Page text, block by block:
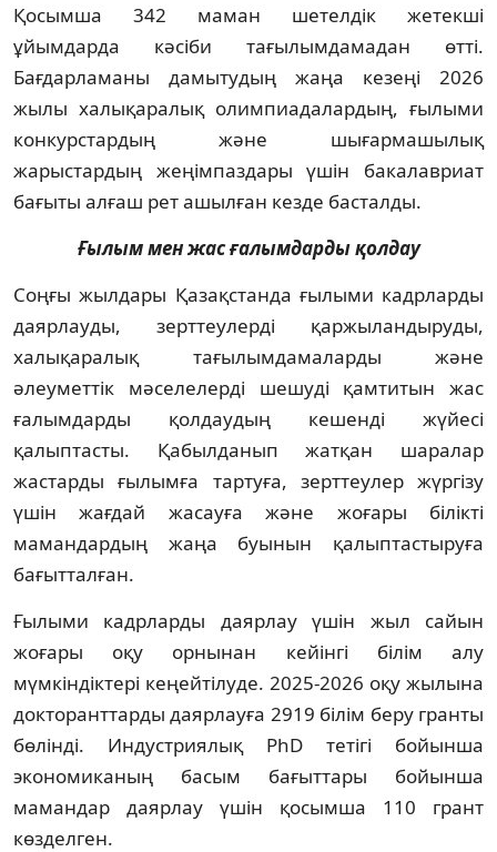
Қосымша 342 маман шетелдік жетекші
ұйымдарда кәсіби тағылымдамадан өтті.
Бағдарламаны дамытудың жаңа кезеңі 2026
жылы халықаралық олимпиадалардың, ғылыми
конкурстардың және шығармашылық
жарыстардың жеңімпаздары үшін бакалавриат
бағыты алғаш рет ашылған кезде басталды.
Ғылым мен жас ғалымдарды қолдау
Соңғы жылдары Қазақстанда ғылыми кадрларды
даярлауды, зерттеулерді қаржыландыруды,
халықаралық тағылымдамаларды және
әлеуметтік мәселелерді шешуді қамтитын жас
ғалымдарды қолдаудың кешенді жүйесі
қалыптасты. Қабылданып жатқан шаралар
жастарды ғылымға тартуға, зерттеулер жүргізу
үшін жағдай жасауға және жоғары білікті
мамандардың жаңа буынын қалыптастыруға
бағытталған.
Ғылыми кадрларды даярлау үшін жыл сайын
жоғары оқу орнынан кейінгі білім алу
мүмкіндіктері кеңейтілуде. 2025-2026 оқу жылына
докторанттарды даярлауға 2919 білім беру гранты
бөлінді. Индустриялық PhD тетігі бойынша
экономиканың басым бағыттары бойынша
мамандар даярлау үшін қосымша 110 грант
көзделген.